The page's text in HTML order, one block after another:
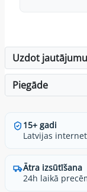
Uzdot jautājumu
Piegāde
15+ gadi
Latvijas
Ātra izsūtīšana
24h laikā